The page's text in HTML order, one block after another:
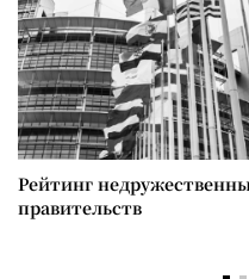
Рейтинг
правительств